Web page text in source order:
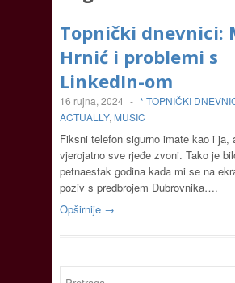
Topnički dnevnici:
Hrnić i problemi s
LinkedIn-om
16 rujna, 2024 - * TOPNIČKI
ACTUALLY, MUSIC
Fiksni telefon sigurno imate kao i ja,
vjerojatno sve rjeđe zvoni. Tako je
petnaestak godina kada mi se na
poziv s predbrojem Dubrovnika….
Opširnije →